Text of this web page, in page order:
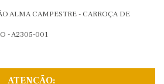
ALMA CAMPESTRE - CARROÇA DE
- A2305-001
ATENÇÃO: